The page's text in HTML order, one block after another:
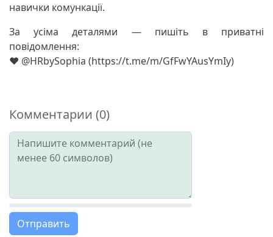
навички комункації.
За усіма деталями — пишіть в приватні
повідомлення:
❤ @HRbySophia (https://t.me/m/GfFwYAusYmIy)
Комментарии (0)
Отправить